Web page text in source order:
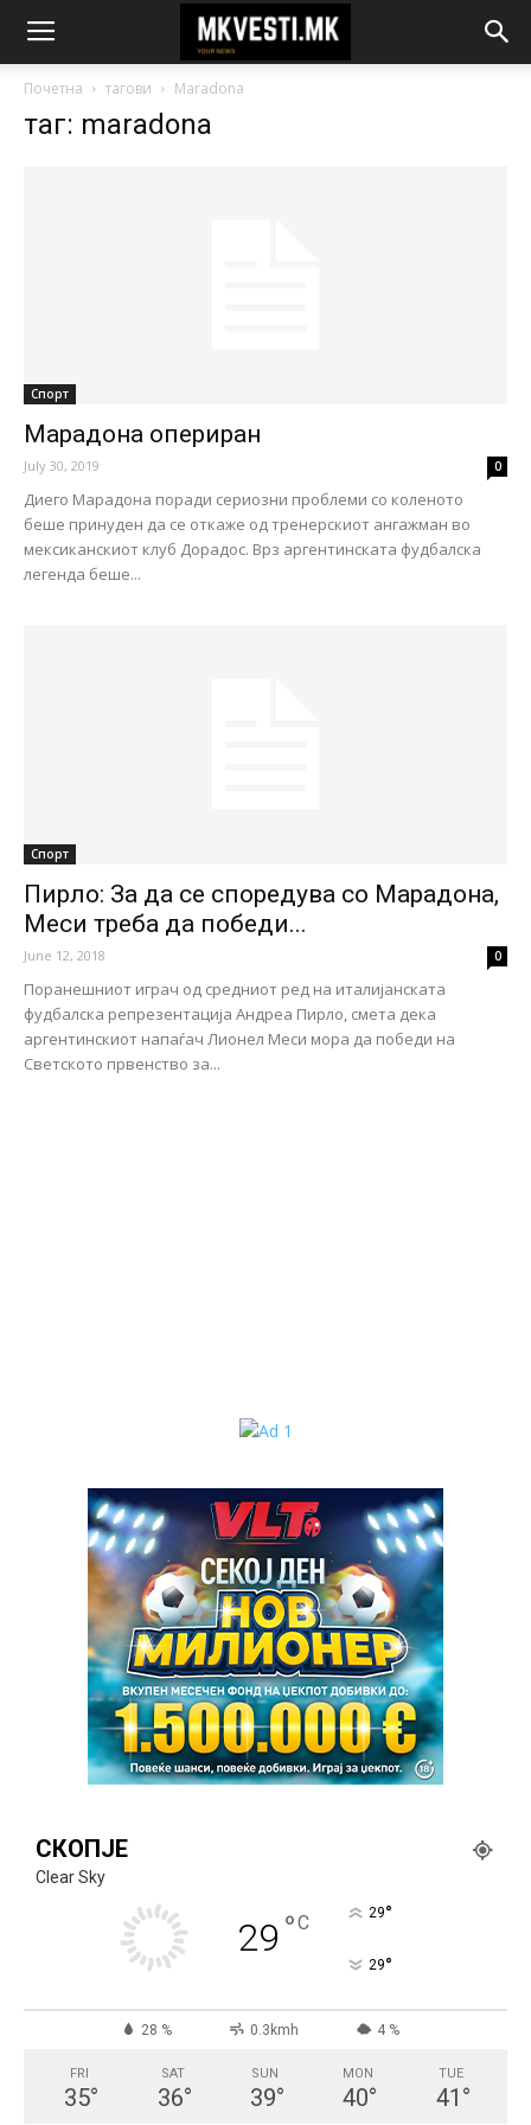
Почетна тагови Maradona
таг: maradona
Спорт
Марадона опериран
July 30, 2019 0
Диего Марадона поради сериозни проблеми со коленото
беше принуден да се откаже од тренерскиот ангажман во
мексиканскиот клуб Дорадос. Врз аргентинската фудбалска
легенда беше...
Спорт
Пирло: За да се споредува со Марадона,
Меси треба да победи...
June 12, 2018 0
Поранешниот играч од средниот ред на италијанската
фудбалска репрезентација Андреа Пирло, смета дека
аргентинскиот напаѓач Лионел Меси мора да победи на
Светското првенство за...